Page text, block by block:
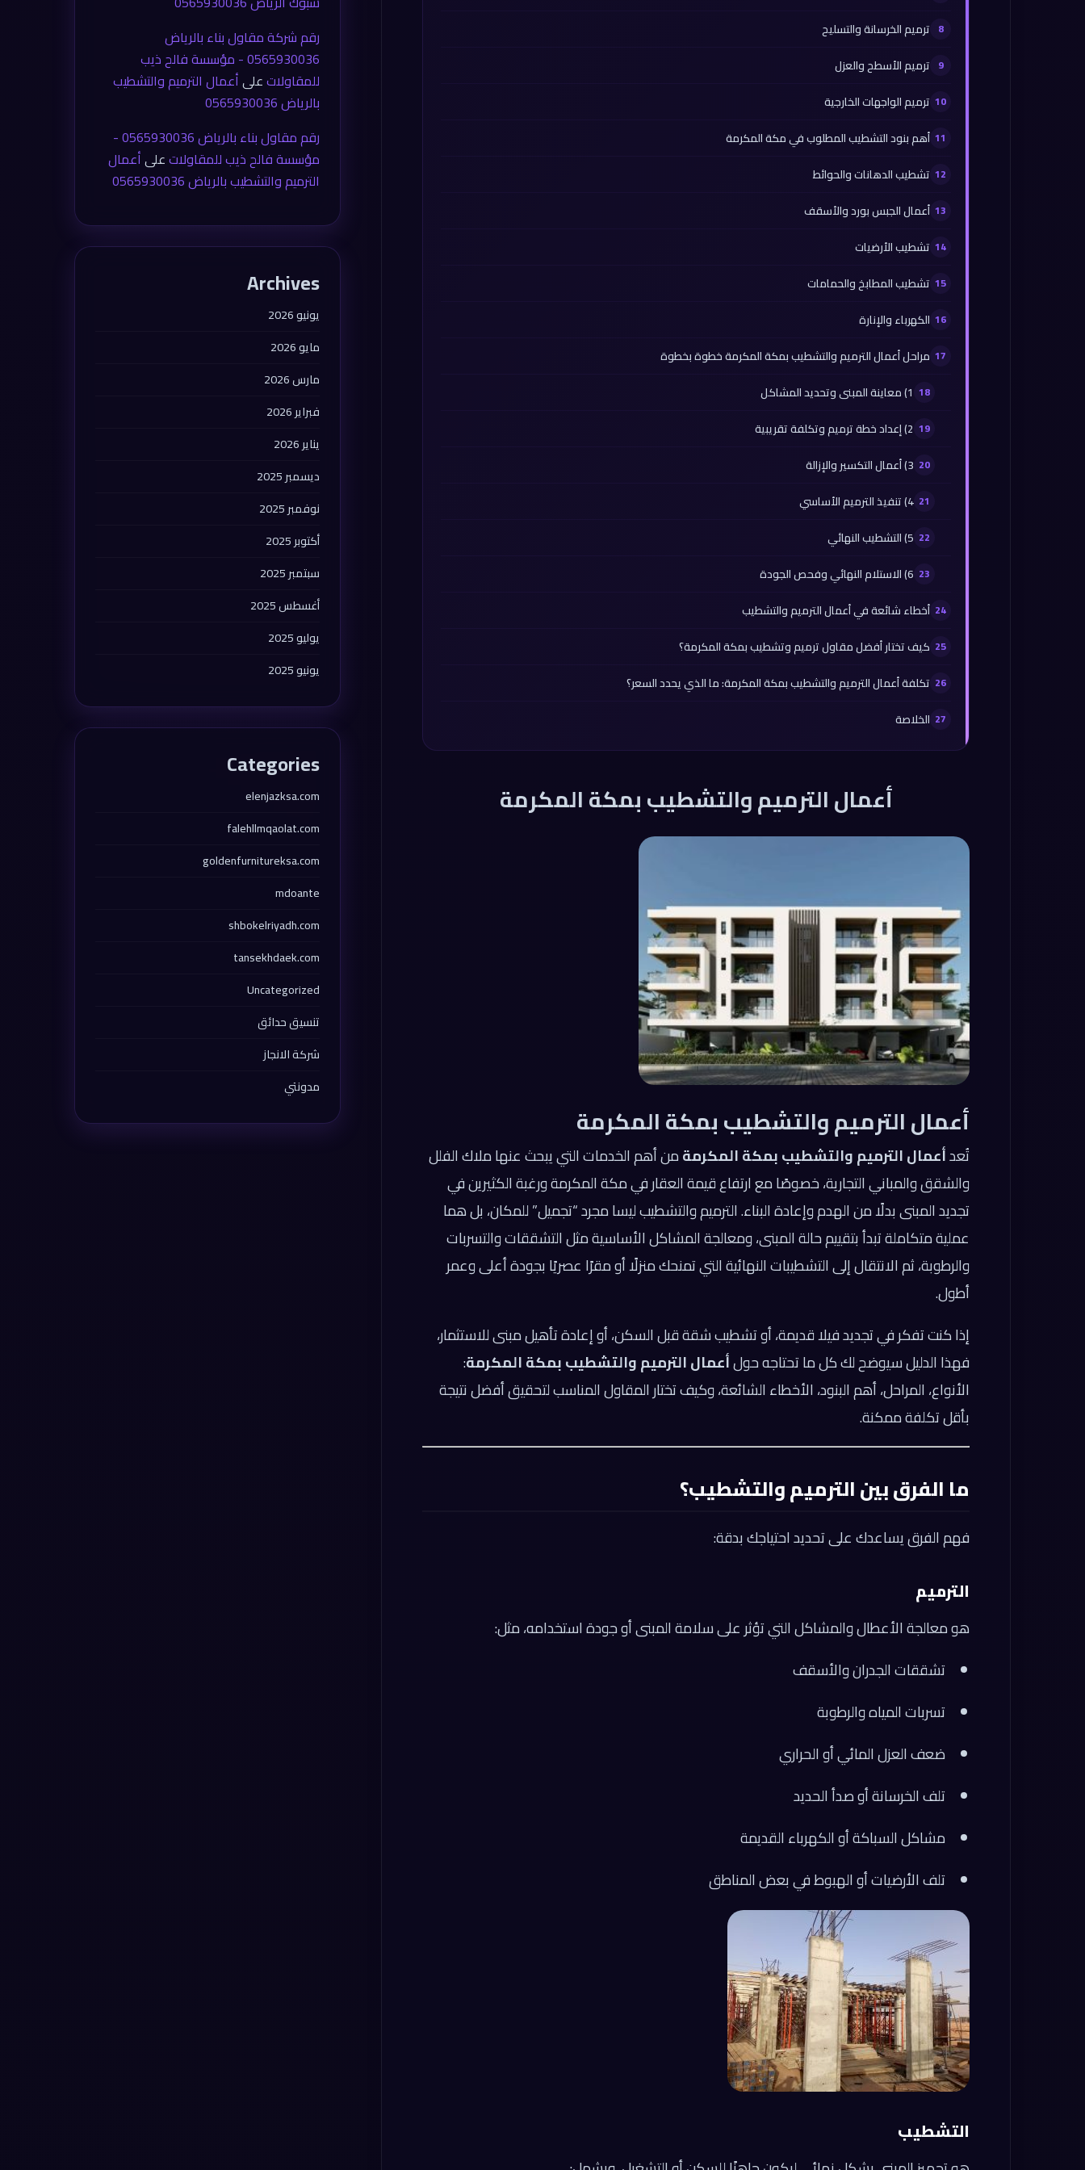
ترميم الخرسانة والتسليح
ترميم الأسطح والعزل
ترميم الواجهات الخارجية
أهم بنود التشطيب المطلوب في مكة المكرمة
تشطيب الدهانات والحوائط
أعمال الجبس بورد والأسقف
تشطيب الأرضيات
تشطيب المطابخ والحمامات
الكهرباء والإنارة
مراحل أعمال الترميم والتشطيب بمكة المكرمة خطوة بخطوة
1) معاينة المبنى وتحديد المشاكل
2) إعداد خطة ترميم وتكلفة تقريبية
3) أعمال التكسير والإزالة
4) تنفيذ الترميم الأساسي
5) التشطيب النهائي
6) الاستلام النهائي وفحص الجودة
أخطاء شائعة في أعمال الترميم والتشطيب
كيف تختار أفضل مقاول ترميم وتشطيب بمكة المكرمة؟
تكلفة أعمال الترميم والتشطيب بمكة المكرمة: ما الذي يحدد السعر؟
الخلاصة
أعمال الترميم والتشطيب بمكة المكرمة
أعمال الترميم والتشطيب بمكة المكرمة
تُعدأعمال الترميم والتشطيب بمكة المكرمةمن أهم الخدمات التي يبحث عنها ملاك الفلل
والشقق والمباني التجارية، خصوصًا مع ارتفاع قيمة العقار في مكة المكرمة ورغبة الكثيرين في
تجديد المبنى بدلًا من الهدم وإعادة البناء. الترميم والتشطيب ليسا مجرد “تجميل” للمكان، بل هما
عملية متكاملة تبدأ بتقييم حالة المبنى، ومعالجة المشاكل الأساسية مثل التشققات والتسربات
والرطوبة، ثم الانتقال إلى التشطيبات النهائية التي تمنحك منزلًا أو مقرًا عصريًا بجودة أعلى وعمر
أطول.
إذا كنت تفكر في تجديد فيلا قديمة، أو تشطيب شقة قبل السكن، أو إعادة تأهيل مبنى للاستثمار،
فهذا الدليل سيوضح لك كل ما تحتاجه حولأعمال الترميم والتشطيب بمكة المكرمة:
الأنواع، المراحل، أهم البنود، الأخطاء الشائعة، وكيف تختار المقاول المناسب لتحقيق أفضل نتيجة
بأقل تكلفة ممكنة.
ما الفرق بين الترميم والتشطيب؟
فهم الفرق يساعدك على تحديد احتياجك بدقة:
الترميم
هو معالجة الأعطال والمشاكل التي تؤثر على سلامة المبنى أو جودة استخدامه، مثل:
تشققات الجدران والأسقف
تسربات المياه والرطوبة
ضعف العزل المائي أو الحراري
تلف الخرسانة أو صدأ الحديد
مشاكل السباكة أو الكهرباء القديمة
تلف الأرضيات أو الهبوط في بعض المناطق
التشطيب
رقم شركة مقاول بناء بالرياض
0565930036 - مؤسسة فالح ذيب
للمقاولاتعلىأعمال الترميم والتشطيب
بالرياض 0565930036
رقم مقاول بناء بالرياض 0565930036 -
مؤسسة فالح ذيب للمقاولاتعلىأعمال
الترميم والتشطيب بالرياض 0565930036
Archives
يونيو 2026
مايو 2026
مارس 2026
فبراير 2026
يناير 2026
ديسمبر 2025
نوفمبر 2025
أكتوبر 2025
سبتمبر 2025
أغسطس 2025
يوليو 2025
يونيو 2025
Categories
elenjazksa.com
falehllmqaolat.com
goldenfurnitureksa.com
mdoante
shbokelriyadh.com
tansekhdaek.com
Uncategorized
تنسيق حدائق
شركة الانجاز
مدونتي